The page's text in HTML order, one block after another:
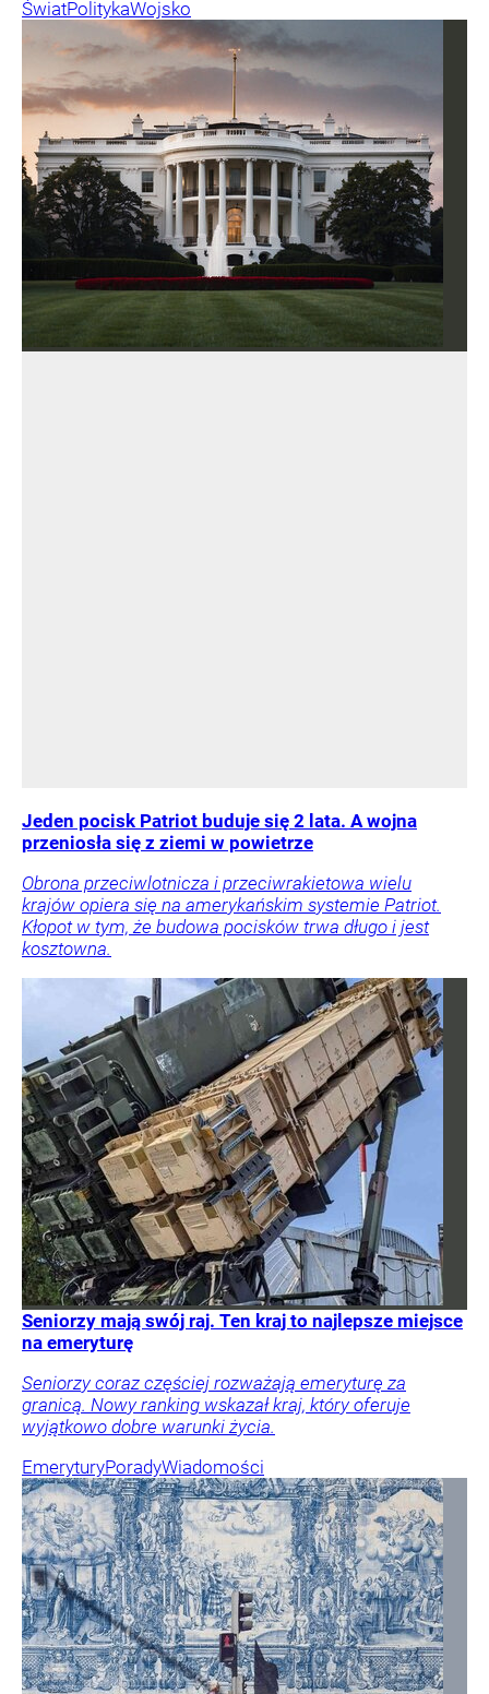
ŚwiatPolitykaWojsko
Jeden pocisk Patriot buduje się 2 lata. A wojna
przeniosła się z ziemi w powietrze
Obrona przeciwlotnicza i przeciwrakietowa wielu
krajów opiera się na amerykańskim systemie Patriot.
Kłopot w tym, że budowa pocisków trwa długo i jest
kosztowna.
Seniorzy mają swój raj. Ten kraj to najlepsze miejsce
na emeryturę
Seniorzy coraz częściej rozważają emeryturę za
granicą. Nowy ranking wskazał kraj, który oferuje
wyjątkowo dobre warunki życia.
EmeryturyPoradyWiadomości